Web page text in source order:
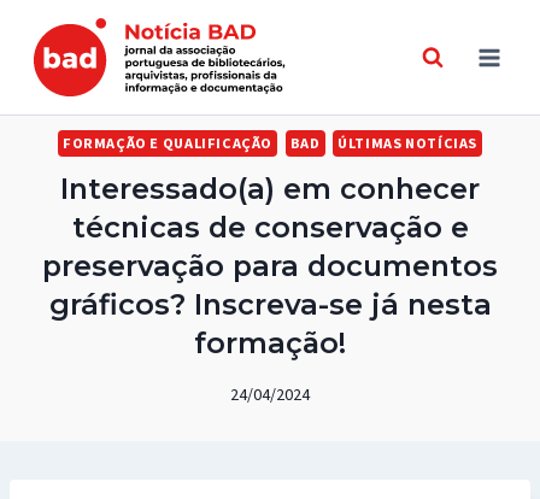
content
FORMAÇÃO E QUALIFICAÇÃO BAD ÚLTIMAS NOTÍCIAS
Interessado(a) em conhecer
técnicas de conservação e
preservação para documentos
gráficos? Inscreva-se já nesta
formação!
24/04/2024